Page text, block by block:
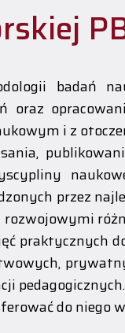
badań
oraz
i z
przez
rozwojowymi
praktycznych
do niego